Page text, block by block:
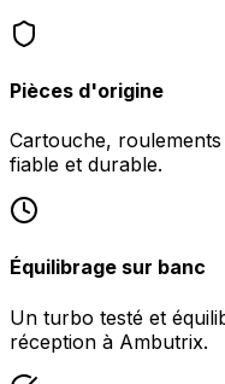
Pièces d'origine
Cartouche,
fiable et durable.
Équilibrage sur banc
Un turbo testé et
réception à Ambutrix.